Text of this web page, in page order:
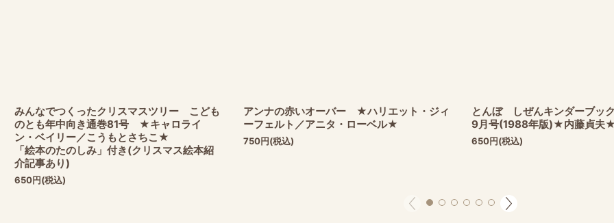
みんなでつくったクリスマスツリー こども
のとも年中向き通巻81号 ★キャロライ
ン・ベイリー／こうもとさちこ★
「絵本のたのしみ」付き(クリスマス絵本紹
介記事あり)
650円(税込)
アンナの赤いオーバー ★ハリエット・ジィ
ーフェルト／アニタ・ローベル★
750円(税込)
とんぼ しぜんキンダーブッ
9月号(1988年版)★内藤貞夫★
650円(税込)